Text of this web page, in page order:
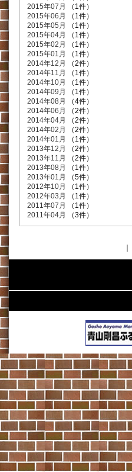
2015年07月
（1件）
2015年06月
（1件）
2015年05月
（1件）
2015年04月
（1件）
2015年02月
（1件）
2015年01月
（1件）
2014年12月
（2件）
2014年11月
（1件）
2014年10月
（1件）
2014年09月
（1件）
2014年08月
（4件）
2014年06月
（2件）
2014年04月
（2件）
2014年02月
（2件）
2014年01月
（1件）
2013年12月
（2件）
2013年11月
（2件）
2013年08月
（1件）
2013年01月
（5件）
2012年10月
（1件）
2012年03月
（1件）
2011年07月
（1件）
2011年04月
（3件）